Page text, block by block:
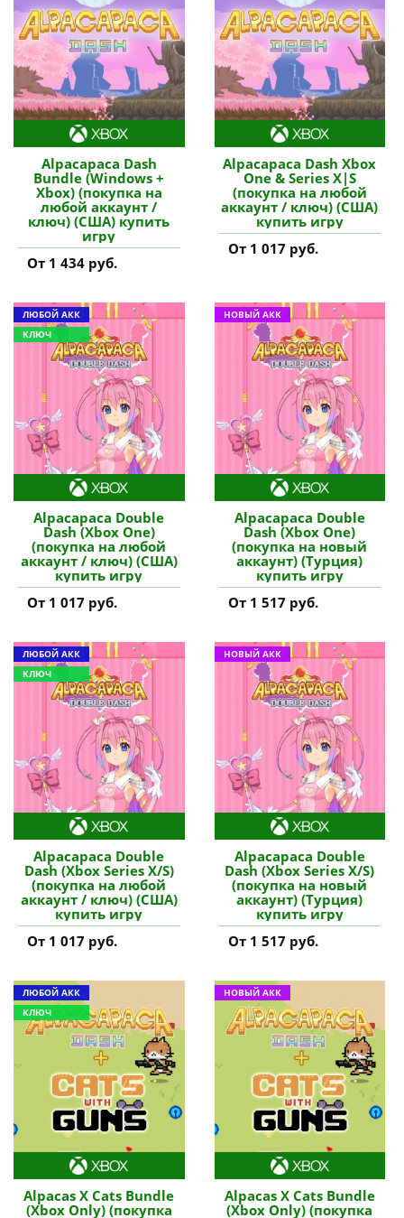
Alpacapaca Dash
Bundle (Windows +
Xbox) (покупка на
любой аккаунт /
ключ) (США) купить
игру
От 1 434 руб.
Alpacapaca Dash Xbox
One & Series X|S
(покупка на любой
аккаунт / ключ) (США)
купить игру
От 1 017 руб.
ЛЮБОЙ АКК
КЛЮЧ
Alpacapaca Double
Dash (Xbox One)
(покупка на любой
аккаунт / ключ) (США)
купить игру
От 1 017 руб.
НОВЫЙ АКК
Alpacapaca Double
Dash (Xbox One)
(покупка на новый
аккаунт) (Турция)
купить игру
От 1 517 руб.
ЛЮБОЙ АКК
КЛЮЧ
Alpacapaca Double
Dash (Xbox Series X/S)
(покупка на любой
аккаунт / ключ) (США)
купить игру
От 1 017 руб.
НОВЫЙ АКК
Alpacapaca Double
Dash (Xbox Series X/S)
(покупка на новый
аккаунт) (Турция)
купить игру
От 1 517 руб.
ЛЮБОЙ АКК
КЛЮЧ
Alpacas X Cats Bundle
(Xbox Only) (покупка
НОВЫЙ АКК
Alpacas X Cats Bundle
(Xbox Only) (покупка